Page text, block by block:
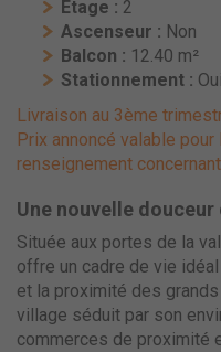
Étage : 2
Ascenseur : Non
Balcon : 12.40 m²
Stationnement :
Livraison au 3ème
Prix annoncé valable
renseignement
Une nouvelle douceur
Située aux portes de la
offre un cadre de vie
et la proximité des
village séduit par son
commerces de proximité